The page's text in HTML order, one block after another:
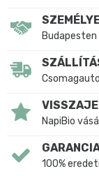
Budapesten
NapiBio
100%